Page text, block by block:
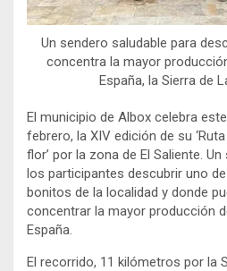
Un sendero saludable para
concentra la mayor
España, la Sierra de
El municipio de Albox celebra
febrero, la XIV edición de su
flor’ por la zona de El Saliente.
los participantes descubrir uno
bonitos de la localidad y donde
concentrar la mayor producción
España.
El recorrido, 11 kilómetros por la